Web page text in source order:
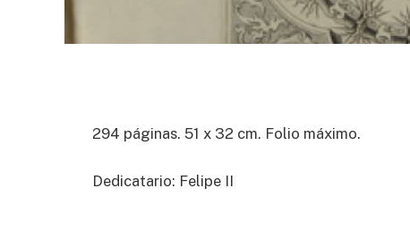
294 páginas. 51 x 32 cm. Folio máximo.
Dedicatario: Felipe II